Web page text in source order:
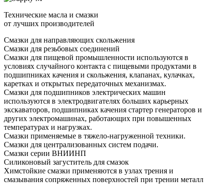
Технические масла и смазки
от лучших производителей
Смазки для направляющих скольжения
Смазки для резьбовых соединений
Смазки для пищевой промышленности используются в
условиях случайного контакта с пищевыми продуктами в
подшипниках качения и скольжения, клапанах, кулачках,
каретках и открытых передаточных механизмах.
Смазки для подшипников электрических машин
используются в электродвигателях больших карьерных
экскаваторов, подшипниках качения стартер генераторов и
других электромашинах, работающих при повышенных
температурах и нагрузках.
Смазки применяемые в тяжело-нагруженной техники.
Смазки для централизованных систем подачи.
Смазки серии ВНИИНП
Силиконовый загуститель для смазок
Химстойкие смазки применяются в узлах трения и
смазывания сопряженных поверхностей при трении металл